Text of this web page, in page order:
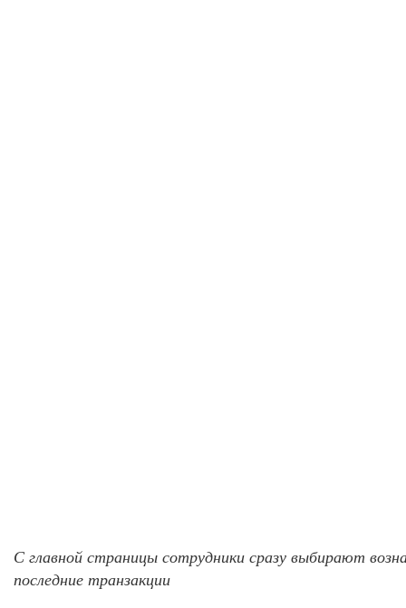
С главной страницы сотрудники сразу выбирают
последние транзакции